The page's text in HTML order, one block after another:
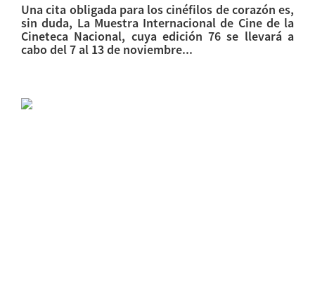
Una cita obligada para los cinéfilos de corazón es,
sin duda, La Muestra Internacional de Cine de la
Cineteca Nacional, cuya edición 76 se llevará a
cabo del 7 al 13 de noviembre...